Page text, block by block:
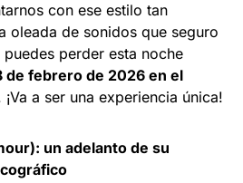
con ese estilo tan
oleada de sonidos que seguro
perder esta noche
de febrero de 2026 en el
¡Va a ser una experiencia única!
un adelanto de su